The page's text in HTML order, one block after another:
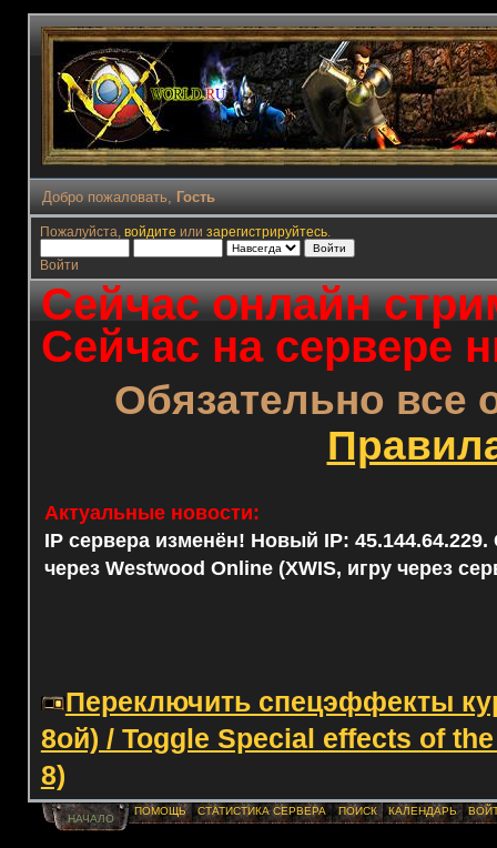
Добро пожаловать, Гость
Пожалуйста, войдите или зарегистрируйтесь.
Войти
Сейчас онлайн
Сейчас на сервере
Обязательно все
Актуальные новости:
IP сервера изменён! Новый IP: 45.144.64.229.
через Westwood Online (XWIS, игру через
Переключить спецэффекты
8ой) / Toggle Special effects of
8)
НАЧАЛО
ПОМОЩЬ СТАТИСТИКА СЕРВЕРА ПОИСК КАЛЕНДАРЬ